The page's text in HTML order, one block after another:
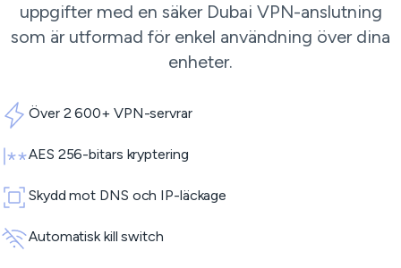
uppgifter med en säker Dubai VPN-anslutning
som är utformad för enkel användning över dina
enheter.
Över 2 600+ VPN-servrar
AES 256-bitars kryptering
Skydd mot DNS och IP-läckage
Automatisk kill switch